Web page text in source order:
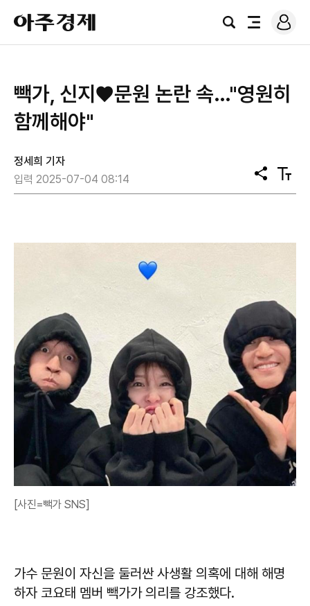
아
주
경
검
전
로
그
빽가, 신지♥문원 논란 속…"영원히
함께해야"
정세희 기자
입력 2025-07-04 08:14
공
유
텍
스
[사진=빽가 SNS]
가수 문원이 자신을 둘러싼 사생활 의혹에 대해 해명
하자 코요태 멤버 빽가가 의리를 강조했다.